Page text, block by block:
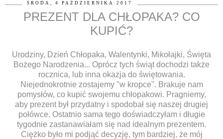
ŚRODA, 4 PAŹDZIERNIKA 2017
PREZENT DLA CHŁOPAKA? CO
KUPIĆ?
Urodziny, Dzień Chłopaka, Walentynki, Mikołajki, Święta
Bożego Narodzenia... Oprócz tych świąt dochodzi także
rocznica, lub inna okazja do świętowania.
Niejednokrotnie zostajemy "w kropce". Brakuje nam
pomysłów, co kupić swojemu chłopakowi. Pragniemy,
aby prezent był przydatny i spodobał się naszej drugiej
połówce. Ostatnio sama tego doświadczyłam i długie
tygodnie zastanawiałam się nad idealnym prezentem.
Ciężko było mi podjąć decyzję, tym bardziej, że mój